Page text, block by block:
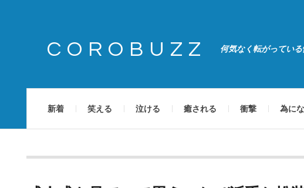
COROBUZZ 何気なく転がってい
新着 笑える 泣ける 癒される 衝撃 為に